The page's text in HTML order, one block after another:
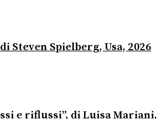
Steven Spielberg, Usa, 2026
e riflussi”, di Luisa Mariani,